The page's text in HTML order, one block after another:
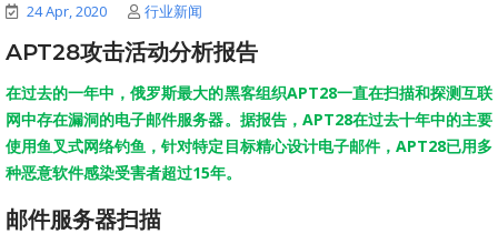
24 Apr, 2020 行业新闻
APT28攻击活动分析报告
在过去的一年中，俄罗斯最大的黑客组织APT28一直在扫描和探测互联
网中存在漏洞的电子邮件服务器。据报告，APT28在过去十年中的主要
使用鱼叉式网络钓鱼，针对特定目标精心设计电子邮件，APT28已用多
种恶意软件感染受害者超过15年。
邮件服务器扫描